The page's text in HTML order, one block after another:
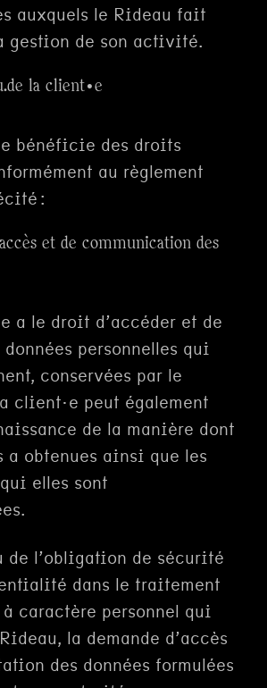
auxquels le Rideau fait
gestion de son activité.
la client·e
bénéficie des droits
au règlement
:
et de communication des
a le droit d’accéder et de
personnelles qui
conservées par le
client·e peut également
de la manière dont
a obtenues ainsi que les
elles sont
de l’obligation de sécurité
dans le traitement
à caractère personnel qui
la demande d’accès
des données formulées